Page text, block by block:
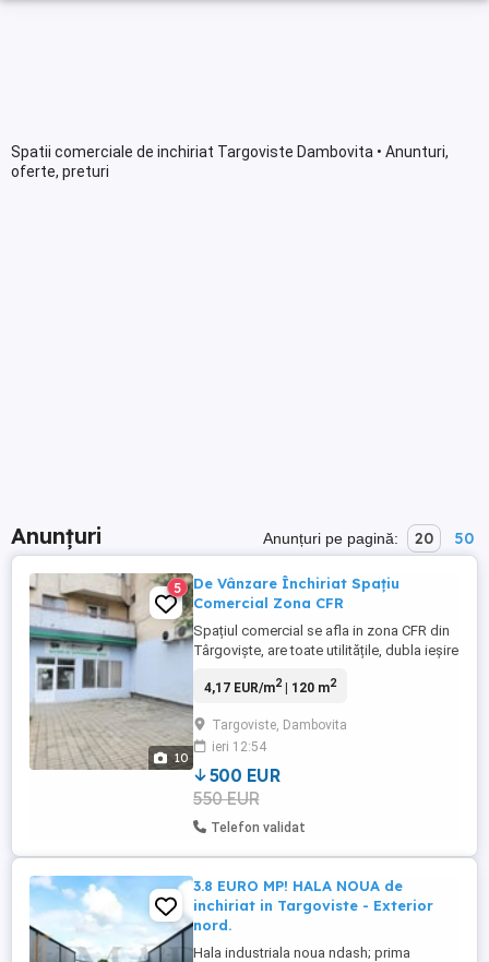
Spatii comerciale de inchiriat Targoviste Dambovita • Anunturi,
oferte, preturi
Anunțuri Anunțuri pe pagină: 20 50
10
5
De Vânzare Închiriat Spațiu
Comercial Zona CFR
Spațiul comercial se afla in zona CFR din
Târgoviște, are toate utilitățile, dubla ieșire
semietaj de aprox 35 m2 Pentru vanzare
închiriere pretul este de 500 euro. Direct
proprietar.
4,17 EUR/m2| 120 m2
Targoviste, Dambovita
ieri 12:54
500 EUR
550 EUR
Telefon validat
3.8 EURO MP! HALA NOUA de
inchiriat in Targoviste - Exterior
nord.
Hala industriala noua ndash; prima